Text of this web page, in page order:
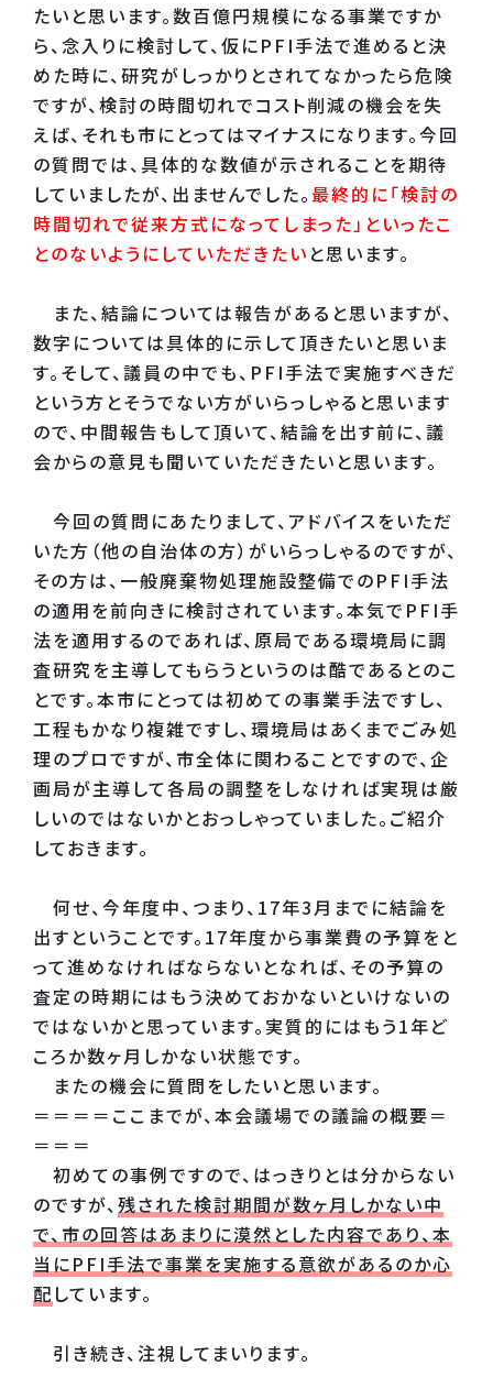
たいと思います。数百億円規模になる事業ですか
ら、念入りに検討して、仮にPFI手法で進めると決
めた時に、研究がしっかりとされてなかったら危険
ですが、検討の時間切れでコスト削減の機会を失
えば、それも市にとってはマイナスになります。今回
の質問では、具体的な数値が示されることを期待
していましたが、出ませんでした。 最終的に「検討の
時間切れで従来方式になってしまった」といったこ
とのないようにしていただきたい と思います。
また、結論については報告があると思いますが、
数字については具体的に示して頂きたいと思いま
す。そして、議員の中でも、PFI手法で実施すべきだ
という方とそうでない方がいらっしゃると思います
ので、中間報告もして頂いて、結論を出す前に、議
会からの意見も聞いていただきたいと思います。
今回の質問にあたりまして、アドバイスをいただ
いた方（他の自治体の方）がいらっしゃるのですが、
その方は、一般廃棄物処理施設整備でのPFI手法
の適用を前向きに検討されています。本気でPFI手
法を適用するのであれば、原局である環境局に調
査研究を主導してもらうというのは酷であるとのこ
とです。本市にとっては初めての事業手法ですし、
工程もかなり複雑ですし、環境局はあくまでごみ処
理のプロですが、市全体に関わることですので、企
画局が主導して各局の調整をしなければ実現は厳
しいのではないかとおっしゃっていました。ご紹介
しておきます。
何せ、今年度中、つまり、17年3月までに結論を
出すということです。17年度から事業費の予算をと
って進めなければならないとなれば、その予算の
査定の時期にはもう決めておかないといけないの
ではないかと思っています。実質的にはもう1年ど
ころか数ヶ月しかない状態です。
またの機会に質問をしたいと思います。
＝＝＝＝ここまでが、本会議場での議論の概要＝
＝＝＝
初めての事例ですので、はっきりとは分からない
のですが、 残された検討期間が数ヶ月しかない中
で、市の回答はあまりに漠然とした内容であり、本
当にPFI手法で事業を実施する意欲があるのか心
配 しています。
引き続き、注視してまいります。